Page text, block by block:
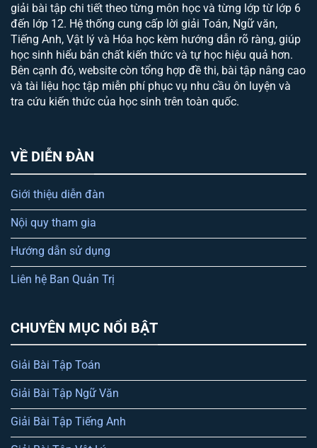
giải bài tập chi tiết theo từng môn học và từng lớp từ lớp 6
đến lớp 12. Hệ thống cung cấp lời giải Toán, Ngữ văn,
Tiếng Anh, Vật lý và Hóa học kèm hướng dẫn rõ ràng, giúp
học sinh hiểu bản chất kiến thức và tự học hiệu quả hơn.
Bên cạnh đó, website còn tổng hợp đề thi, bài tập nâng cao
và tài liệu học tập miễn phí phục vụ nhu cầu ôn luyện và
tra cứu kiến thức của học sinh trên toàn quốc.
VỀ DIỄN ĐÀN
Giới thiệu diễn đàn
Nội quy tham gia
Hướng dẫn sử dụng
Liên hệ Ban Quản Trị
CHUYÊN MỤC NỔI BẬT
Giải Bài Tập Toán
Giải Bài Tập Ngữ Văn
Giải Bài Tập Tiếng Anh